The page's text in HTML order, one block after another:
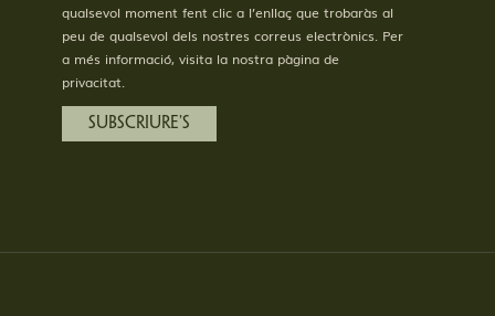
qualsevol moment fent clic a l’enllaç que trobaràs al
peu de qualsevol dels nostres correus electrònics. Per
a més informació, visita la nostra pàgina de
privacitat.